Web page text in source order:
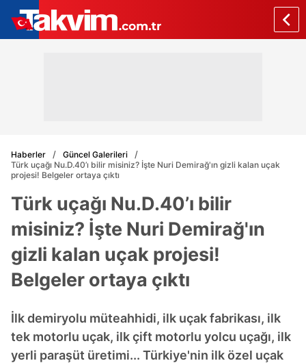
Haberler
Güncel Galerileri
Türk uçağı Nu.D.40’ı bilir misiniz? İşte Nuri Demirağ'ın gizli kalan uçak
projesi! Belgeler ortaya çıktı
Türk uçağı Nu.D.40’ı bilir
misiniz? İşte Nuri Demirağ'ın
gizli kalan uçak projesi!
Belgeler ortaya çıktı
İlk demiryolu müteahhidi, ilk uçak fabrikası, ilk
tek motorlu uçak, ilk çift motorlu yolcu uçağı, ilk
yerli paraşüt üretimi... Türkiye'nin ilk özel uçak